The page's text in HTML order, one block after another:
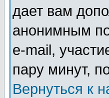
дает вам
анонимным
e-mail,
пару минут,
Вернуться к